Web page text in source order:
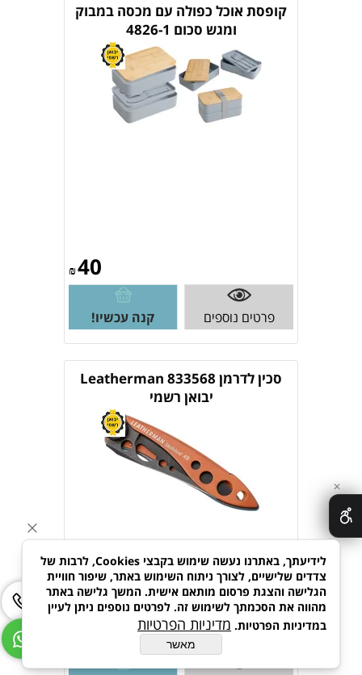
קופסת אוכל כפולה עם מכסה במבוק
ומגש סכום 4826-1
₪40
פרטים נוספים קנה עכשיו!
סכין לדרמן Leatherman 833568
יבואן רשמי
✕
לידיעתך, באתרנו נעשה שימוש בקבצי Cookies, לרבות של
צדדים שלישיים, לצורך ניתוח השימוש באתר, שיפור חוויית
הגלישה והצגת פרסום מותאם אישית. המשך גלישה באתר
מהווה את הסכמתך לשימוש זה. לפרטים נוספים ניתן לעיין
במדיניות הפרטיות. מדיניות הפרטיות
מאשר